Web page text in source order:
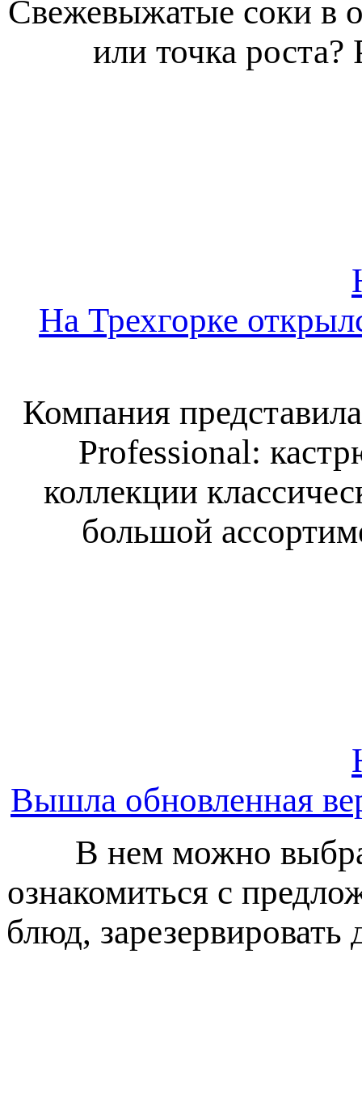
Свежевыжатые соки в
или точка роста?
На Трехгорке
Компания
Professional:
коллекции
большой
Вышла обновленная
В нем можно
ознакомиться с
блюд,